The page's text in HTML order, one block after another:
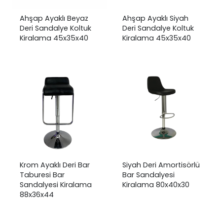
Ahşap Ayaklı Beyaz
Deri Sandalye Koltuk
Kiralama 45x35x40
Ahşap Ayaklı Siyah
Deri Sandalye Koltuk
Kiralama 45x35x40
Krom Ayaklı Deri Bar
Taburesi Bar
Sandalyesi Kiralama
88x36x44
Siyah Deri Amortisörlü
Bar Sandalyesi
Kiralama 80x40x30